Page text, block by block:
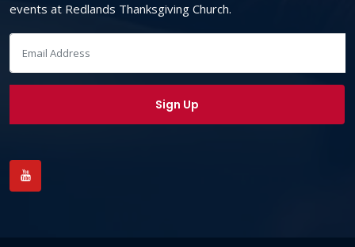
events at Redlands Thanksgiving Church.